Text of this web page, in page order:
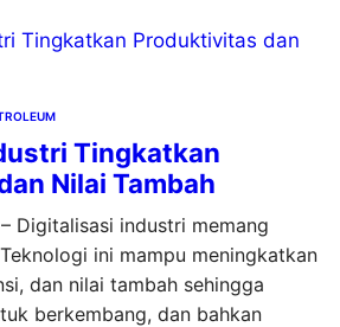
Tingkatkan
Nilai Tambah
Digitalisasi industri memang
ini mampu meningkatkan
dan nilai tambah sehingga
berkembang, dan bahkan